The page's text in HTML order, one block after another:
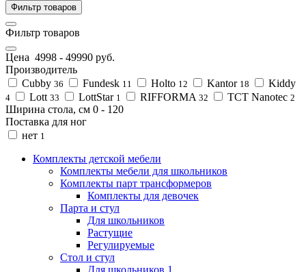
Фильтр товаров
Фильтр товаров
Цена 4998 - 49990 руб.
Производитель
Cubby 36 Fundesk 11 Holto 12 Kantor 18 Kiddy
4 Lott 33 LottStar 1 RIFFORMA 32 TCT Nanotec 2
Ширина стола, см 0 - 120
Поставка для ног
нет 1
Комплекты детской мебели
Комплекты мебели для школьников
Комплекты парт трансформеров
Комплекты для девочек
Парта и стул
Для школьников
Растущие
Регулируемые
Стол и стул
Для школьников 1